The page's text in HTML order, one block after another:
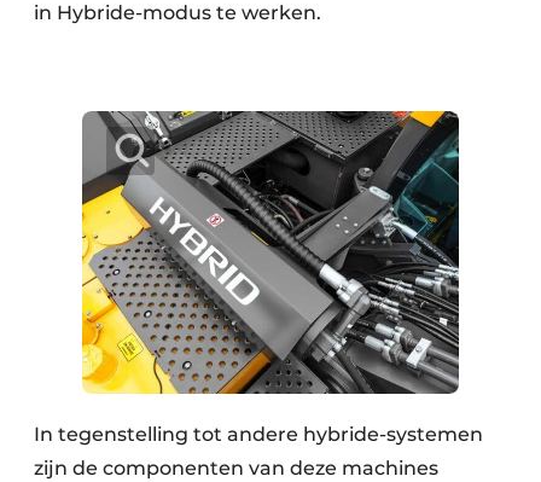
in Hybride-modus te werken.
In tegenstelling tot andere hybride-systemen
zijn de componenten van deze machines